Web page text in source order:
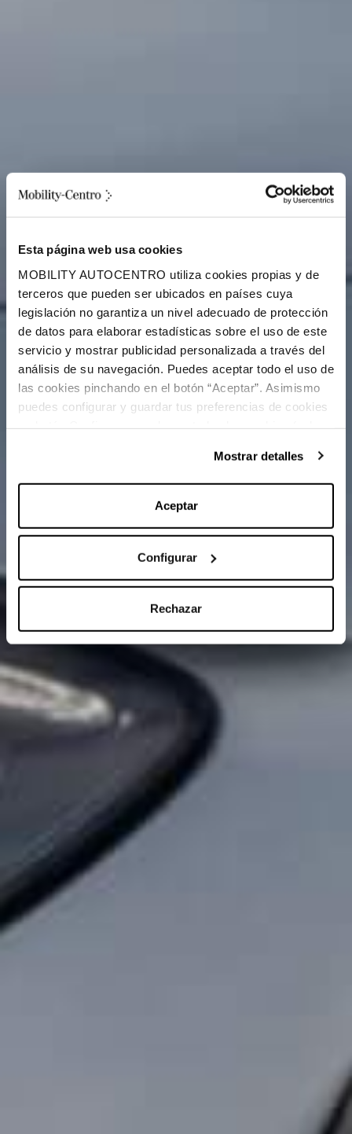
Esta página web usa cookies
MOBILITY AUTOCENTRO utiliza cookies propias y de
terceros que pueden ser ubicados en países cuya
legislación no garantiza un nivel adecuado de protección
de datos para elaborar estadísticas sobre el uso de este
servicio y mostrar publicidad personalizada a través del
análisis de su navegación. Puedes aceptar todo el uso de
las cookies pinchando en el botón “Aceptar”. Asimismo
puedes configurar y guardar tus preferencias de cookies
información sobre el uso de cookies y sus derechos vea
nuestraPolítica de Cookies.
Mostrar detalles
Aceptar
Configurar
Rechazar